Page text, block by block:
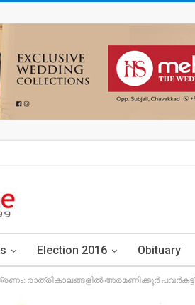
Election 2016 Obituary
രാത്രികാലങ്ങളിൽ അരമണിക്കൂർ പവർകട്ട്